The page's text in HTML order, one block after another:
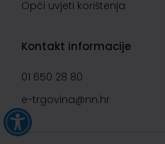
Opći uvjeti korištenja
Kontakt informacije
01 650 28 80
e-trgovina@nn.hr